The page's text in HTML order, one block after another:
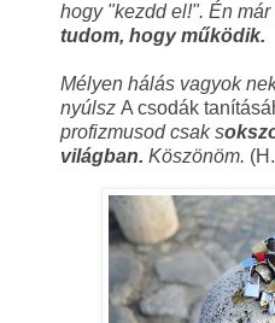
hogy "kezdd el!". Én
tudom, hogy működik.
Mélyen hálás vagyok
nyúlsz A csodák
profizmusod csak s
világban. Köszönöm.